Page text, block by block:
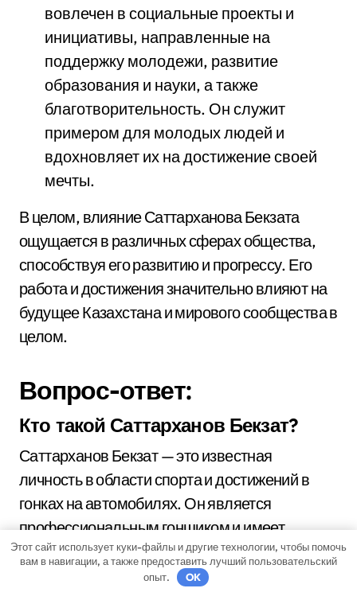
вовлечен в социальные проекты и
инициативы, направленные на
поддержку молодежи, развитие
образования и науки, а также
благотворительность. Он служит
примером для молодых людей и
вдохновляет их на достижение своей
мечты.
В целом, влияние Саттарханова Бекзата
ощущается в различных сферах общества,
способствуя его развитию и прогрессу. Его
работа и достижения значительно влияют на
будущее Казахстана и мирового сообщества в
целом.
Вопрос-ответ:
Кто такой Саттарханов Бекзат?
Саттарханов Бекзат — это известная
личность в области спорта и достижений в
гонках на автомобилях. Он является
профессиональным гонщиком и имеет
впечатляющее портфолио побед и рекордов.
Этот сайт использует куки-файлы и другие технологии, чтобы помочь
вам в навигации, а также предоставить лучший пользовательский
опыт.
OK